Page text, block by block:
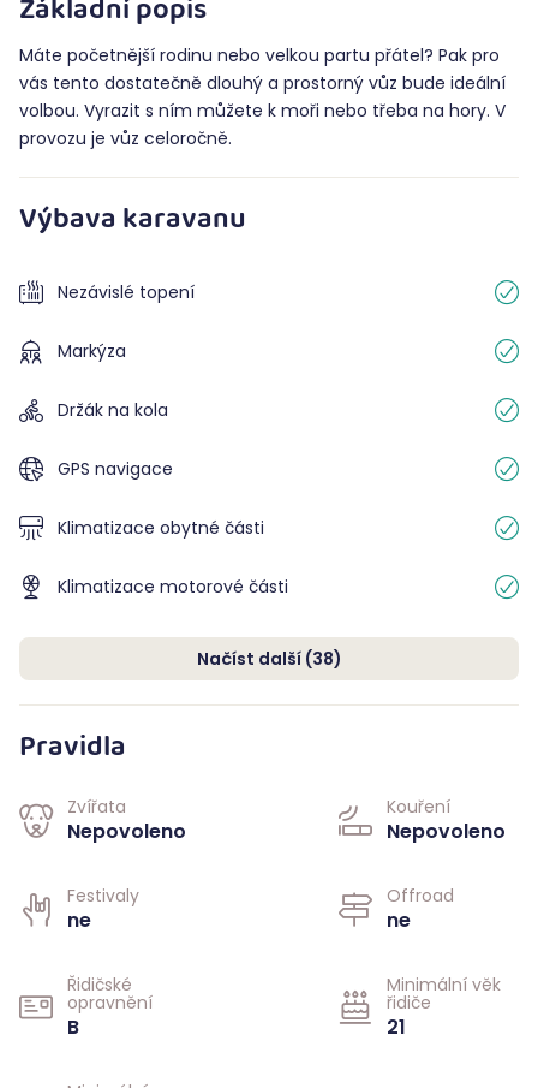
Základní popis
Máte početnější rodinu nebo velkou partu přátel? Pak pro
vás tento dostatečně dlouhý a prostorný vůz bude ideální
volbou. Vyrazit s ním můžete k moři nebo třeba na hory. V
provozu je vůz celoročně.
Výbava karavanu
Nezávislé topení
Markýza
Držák na kola
GPS navigace
Klimatizace obytné části
Klimatizace motorové části
Načíst další(38)
Pravidla
Zvířata
Nepovoleno
Kouření
Nepovoleno
Festivaly
ne
Offroad
ne
Řidičské
opravnění
B
Minimální věk
řidiče
21